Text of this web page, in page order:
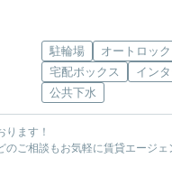
駐輪場 オートロック
宅配ボックス
イン
公共下水
ます！
ご相談もお気軽に賃貸エージ